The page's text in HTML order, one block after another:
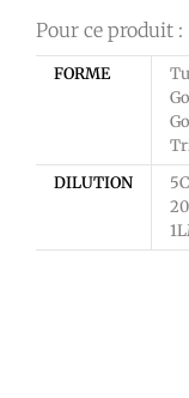
Pour ce produit :
FORME
DILUTION